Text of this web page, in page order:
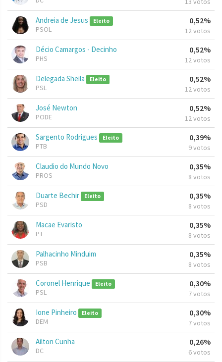
Andreia de Jesus Eleito
PSOL
0,52%
12 votos
Décio Camargos - Decinho
PHS
0,52%
12 votos
Delegada Sheila Eleito
PSL
0,52%
12 votos
José Newton
PODE
0,52%
12 votos
Sargento Rodrigues Eleito
PTB
0,39%
9 votos
Claudio do Mundo Novo
PROS
0,35%
8 votos
Duarte Bechir Eleito
PSD
0,35%
8 votos
Macae Evaristo
PT
0,35%
8 votos
Palhacinho Minduim
PSB
0,35%
8 votos
Coronel Henrique Eleito
PSL
0,30%
7 votos
Ione Pinheiro Eleito
DEM
0,30%
7 votos
Ailton Cunha
DC
0,26%
6 votos